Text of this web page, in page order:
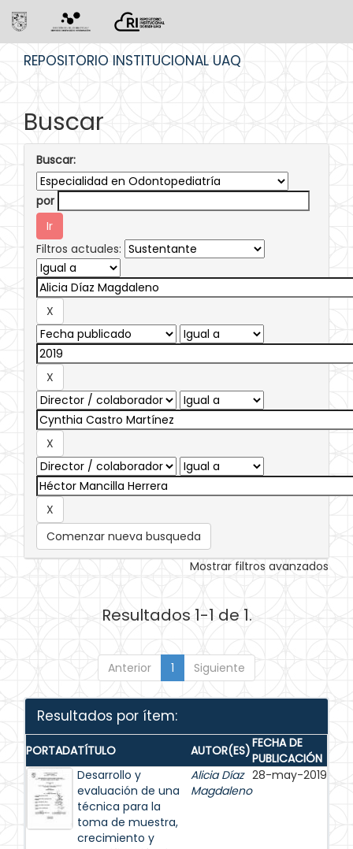
REPOSITORIO INSTITUCIONAL UAQ
Buscar
Buscar:
por
Filtros actuales:
Comenzar nueva busqueda
Mostrar filtros avanzados
Resultados 1-1 de 1.
Anterior 1 Siguiente
Resultados por ítem:
PORTADATÍTULO AUTOR(ES)FECHA DE
PUBLICACIÓN
Desarrollo y
evaluación de una
técnica para la
toma de muestra,
crecimiento y
Alicia Díaz
Magdaleno
28-may-2019